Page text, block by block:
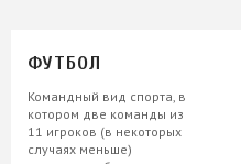
ФУТБОЛ
Командный вид спорта, в
котором две команды из
11 игроков (в некоторых
случаях меньше)